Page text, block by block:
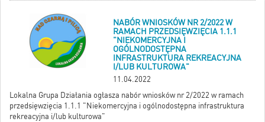
NABÓR WNIOSKÓW NR 2/2022 W
RAMACH PRZEDSIĘWZIĘCIA 1.1.1
"NIEKOMERCYJNA I
OGÓLNODOSTĘPNA
INFRASTRUKTURA REKREACYJNA
I/LUB KULTUROWA"
11.04.2022
Lokalna Grupa Działania ogłasza nabór wniosków nr 2/2022 w ramach
przedsięwzięcia 1.1.1 "Niekomercyjna i ogólnodostępna infrastruktura
rekreacyjna i/lub kulturowa"